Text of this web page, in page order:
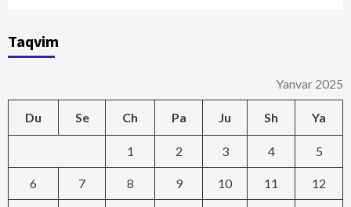
Taqvim
Yanvar 2025
Du Se Ch Pa Ju Sh Ya
1 2 3 4 5
6 7 8 9 10 11 12